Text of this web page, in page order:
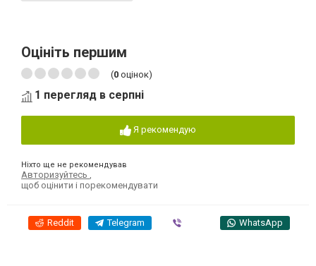
Оцініть першим
(0 оцінок)
1 перегляд в серпні
Я рекомендую
Ніхто ще не рекомендував
Авторизуйтесь
щоб оцінити і порекомендувати
Reddit Telegram WhatsApp